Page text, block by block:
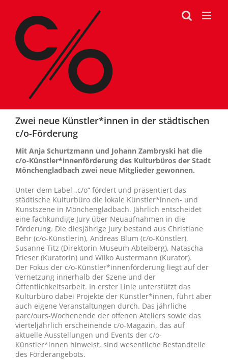
springen
Zwei neue Künstler*innen in der städtischen
c/o-Förderung
Mit Anja Schurtzmann und Johann Zambryski hat die
c/o-Künstler*innenförderung des Kulturbüros der Stadt
Mönchengladbach zwei neue Mitglieder gewonnen.
Unter dem Label „c/o“ fördert und präsentiert das
städtische Kulturbüro die lokale Künstler*innen- und
Kunstszene in Mönchengladbach. Jährlich entscheidet
eine fachkundige Jury über Neuaufnahmen in die
Förderung. Die diesjährige Jury bestand aus Christiane
Behr (c/o-Künstlerin), Andreas Blum (c/o-Künstler),
Susanne Titz (Direktorin Museum Abteiberg), Natascha
Frieser (Kuratorin) und Wilko Austermann (Kurator).
Der Fokus der c/o-Künstler*innenförderung liegt auf der
Vernetzung innerhalb der Szene und der
Öffentlichkeitsarbeit. In erster Linie unterstützt das
Kulturbüro dabei Projekte der Künstler*innen, führt aber
auch eigene Veranstaltungen durch. Das jährliche
parc/ours-Wochenende der offenen Ateliers sowie das
vierteljährlich erscheinende c/o-Magazin, das auf
aktuelle Ausstellungen und Events der c/o-
Künstler*innen hinweist, sind wesentliche Bestandteile
des Förderangebots.